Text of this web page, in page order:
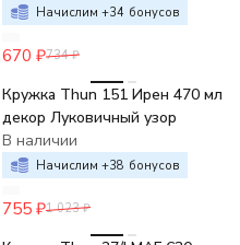
Начислим +34 бонусов
670 ₽734 ₽
-26%
Кружка Thun 151 Ирен 470 мл
декор Луковичный узор
В наличии
Начислим +38 бонусов
755 ₽1 023 ₽
-26%